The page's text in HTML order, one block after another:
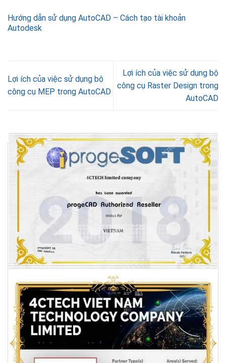
Hướng dẫn sử dụng AutoCAD – Cách tạo tài khoản
Autodesk
Lợi ích của việc sử dụng bộ
công cụ MEP trong AutoCAD
Lợi ích của việc sử dụng bộ
công cụ Raster Design trong
AutoCAD